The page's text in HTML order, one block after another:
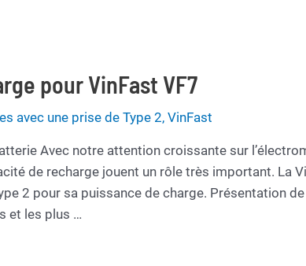
pour VinFast VF7
avec une prise de Type 2, VinFast
Avec notre attention croissante sur
de recharge jouent un rôle très important. La
2 pour sa puissance de charge. Présentation de
et les plus …